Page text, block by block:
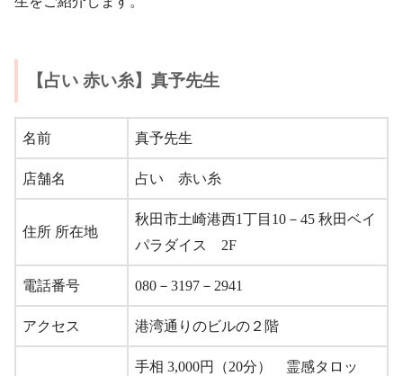
【占い 赤い糸】真予先生
名前 真予先生
店舗名 占い 赤い糸
住所 所在地
秋田市土崎港西1丁目10－45 秋田ベイ
パラダイス 2F
電話番号 080－3197－2941
アクセス 港湾通りのビルの２階
手相 3,000円（20分） 霊感タロッ